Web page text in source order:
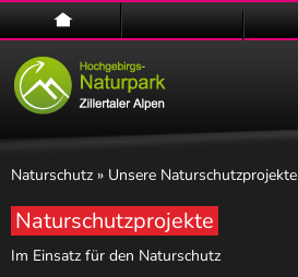
Home
Naturschutz » Unsere Naturschutzprojekte
Naturschutzprojekte
Im Einsatz für den Naturschutz